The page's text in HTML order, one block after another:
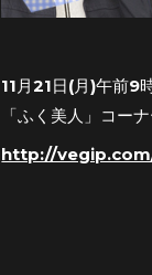
11月21日(月)午前9
「ふく美人」コー
http://